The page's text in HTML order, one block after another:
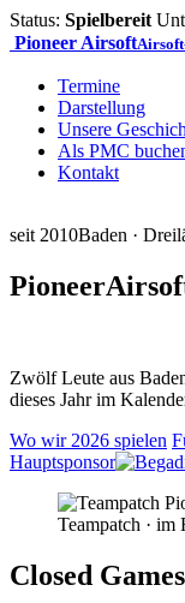
Status: Spielbereit
Pioneer Airsoft
Termine
Darstellung
Unsere
Als PMC
Kontakt
seit 2010Baden ·
Pioneer
Zwölf Leute aus
dieses Jahr im
Wo wir 2026 spielen
Hauptsponsor
Teampatch · im
Closed